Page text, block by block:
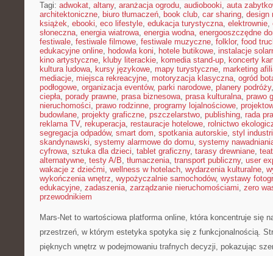
Tagi: adwokat, altany, aranżacja ogrodu, audiobooki, auta
architektoniczne, biuro tłumaczeń, book club, car sharing, design
książek, ebooki, eco lifestyle, edukacja turystyczna, elektrownie,
słoneczna, energia wiatrowa, energia wodna, energooszczędne
festiwale, festiwale filmowe, festiwale muzyczne, folklor, food
edukacyjne online, hodowla koni, hotele butikowe, instalacje
kino artystyczne, kluby literackie, komedia stand-up, koncerty
kultura ludowa, kursy językowe, mapy turystyczne, marketing
mediacje, miejsca rekreacyjne, motoryzacja klasyczna, ogród
podłogowe, organizacja eventów, parki narodowe, planery podróży
ciepła, porady prawne, prasa biznesowa, prasa kulturalna, prawo
nieruchomości, prawo rodzinne, programy lojalnościowe,
budowlane, projekty graficzne, pszczelarstwo, publishing, rada
reklama TV, rekuperacja, restauracje hotelowe, rolnictwo
segregacja odpadów, smart dom, spotkania autorskie, styl
skandynawski, systemy alarmowe do domu, systemy
cyfrowa, sztuka dla dzieci, tablet graficzny, tarasy drewniane,
alternatywne, testy A/B, tłumaczenia, transport publiczny, user
wakacje z dziećmi, wellness w hotelach, wydarzenia kulturalne,
wykończenia wnętrz, wypożyczalnie samochodów, wystawy
edukacyjne, zadaszenia, zarządzanie nieruchomościami, zero
przewodnikiem
Mars-Net to wartościowa platforma online, która koncentruje się
przestrzeń, w którym estetyka spotyka się z funkcjonalnością.
pięknych wnętrz w podejmowaniu trafnych decyzji, pokazując